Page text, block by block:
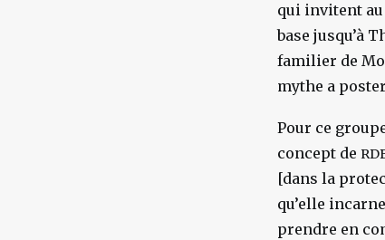
qui invitent
base jusqu’à
familier de
mythe a
Pour ce
concept de
[dans la
qu’elle
prendre en